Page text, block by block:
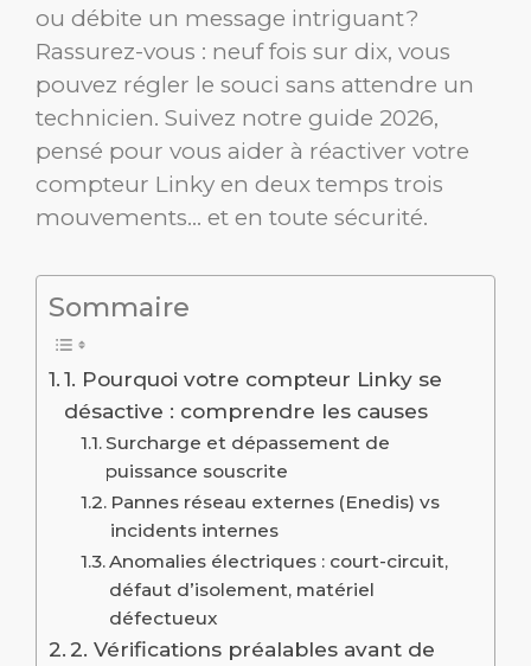
ou débite un message intriguant ?
Rassurez-vous : neuf fois sur dix, vous
pouvez régler le souci sans attendre un
technicien. Suivez notre guide 2026,
pensé pour vous aider à réactiver votre
compteur Linky en deux temps trois
mouvements… et en toute sécurité.
Sommaire
1. Pourquoi votre compteur Linky se
désactive : comprendre les causes
Surcharge et dépassement de
puissance souscrite
Pannes réseau externes (Enedis) vs
incidents internes
Anomalies électriques : court-circuit,
défaut d’isolement, matériel
défectueux
2. Vérifications préalables avant de